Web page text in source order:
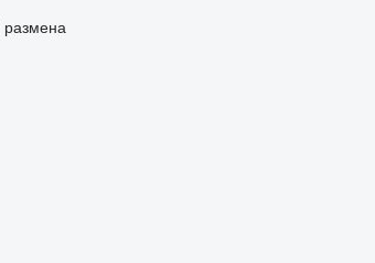
размена